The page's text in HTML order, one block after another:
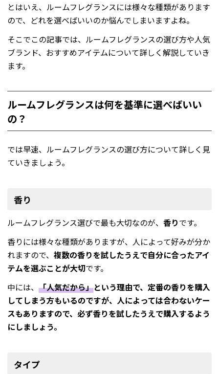
とはいえ、ルームフレグランスには様々な種類があります
ので、どれを選べばいいのか悩んでしまいますよね。
そこでこの記事では、ルームフレグランスの選び方や人気
ブランド、おすすめアイテムについて詳しく解説していき
ます。
ルームフレグランスは何を基準に選べばいい
の？
では早速、ルームフレグランスの選び方について詳しく見
ていきましょう。
香り
ルームフレグランス選びで最も大切なのが、 香りです。
香りには様々な種類がありますが、人によって好みが分か
れますので、 複数の香りを試したうえで自分に合ったアイ
テムを選ぶことが大切です。
中には、 「人気だから」という理由で、定番の香りを購入
してしまう方もいるのですが、人によっては合わないケー
スもありますので、必ず香りを試したうえで購入するよう
にしましょう。
タイプ